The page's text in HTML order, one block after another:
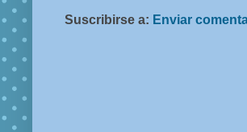
Suscribirse a: Enviar